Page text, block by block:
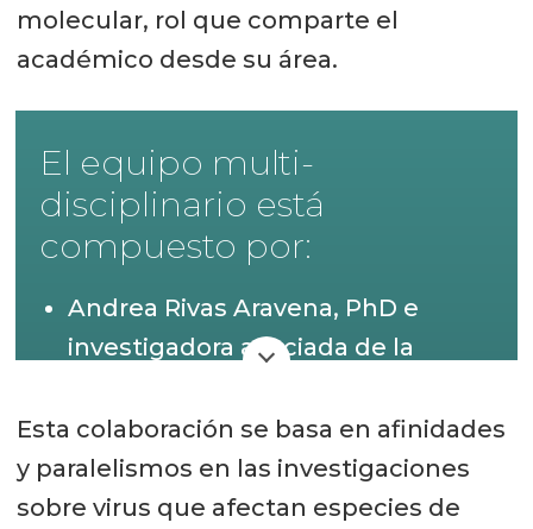
molecular, rol que comparte el
académico desde su área.
El equipo multi-
disciplinario está
compuesto por:
Andrea Rivas Aravena, PhD e
investigadora asociada de la
la Escuela de Bioquímica.
Simón David Poblete Fuentes,
Esta colaboración se basa en afinidades
y paralelismos en las investigaciones
sobre virus que afectan especies de